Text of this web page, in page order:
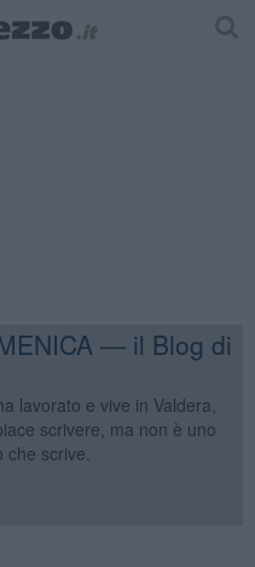
— il Blog di
lavorato e vive in Valdera,
scrivere, ma non è uno
scrive.